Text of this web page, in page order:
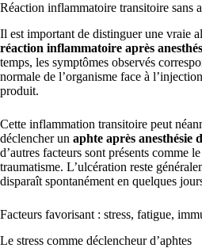
Réaction inflammatoire transitoire sans
Il est important de distinguer une vraie
réaction inflammatoire après
temps, les symptômes observés
normale de l’organisme face à
produit.
Cette inflammation transitoire peut
déclencher un aphte après anesthésie
d’autres facteurs sont présents comme
traumatisme. L’ulcération reste
disparaît spontanément en quelques
Facteurs favorisant : stress, fatigue,
Le stress comme déclencheur d’aphtes